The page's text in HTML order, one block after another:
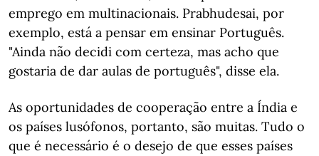
emprego em multinacionais. Prabhudesai, por
exemplo, está a pensar em ensinar Português.
"Ainda não decidi com certeza, mas acho que
gostaria de dar aulas de português", disse ela.
As oportunidades de cooperação entre a Índia e
os países lusófonos, portanto, são muitas. Tudo o
que é necessário é o desejo de que esses países